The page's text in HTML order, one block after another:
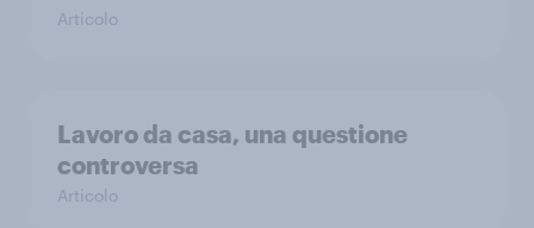
Articolo
Lavoro da casa, una questione
controversa
Articolo